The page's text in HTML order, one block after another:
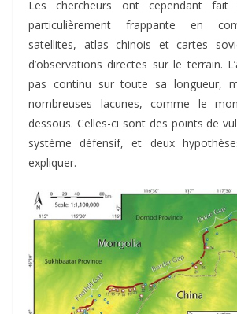
Les chercheurs ont cependant fait
particulièrement frappante en
satellites, atlas chinois et cartes
d’observations directes sur le terrain.
pas continu sur toute sa longueur,
nombreuses lacunes, comme le
dessous. Celles-ci sont des points de
système défensif, et deux
expliquer.